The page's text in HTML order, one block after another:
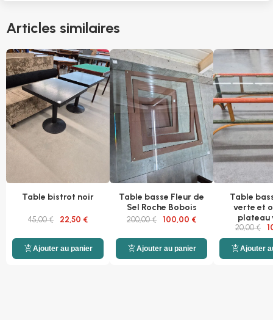
Articles similaires
Table bistrot noir
45,00 € 22,50 €
add_shopping_cartAjouter au panier
Table basse Fleur de
Sel Roche Bobois
200,00 € 100,00 €
add_shopping_cartAjouter au panier
Table
verte et
plateau
20,00 €
add_shopping_cartAjouter